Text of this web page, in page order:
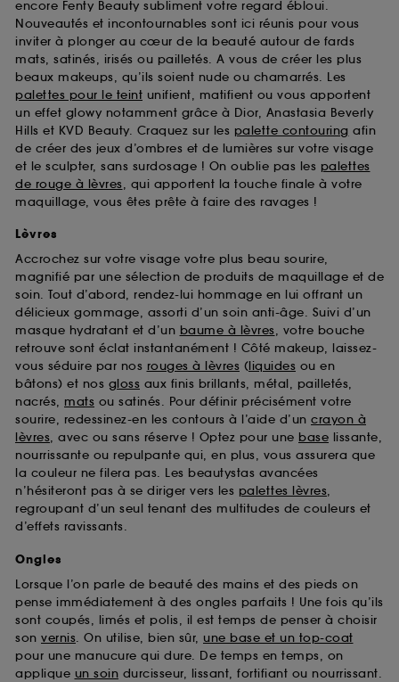
encore Fenty Beauty subliment votre regard ébloui.
Nouveautés et incontournables sont ici réunis pour vous
inviter à plonger au cœur de la beauté autour de fards
mats, satinés, irisés ou pailletés. A vous de créer les plus
beaux makeups, qu’ils soient nude ou chamarrés. Les
palettes pour le teint unifient, matifient ou vous apportent
un effet glowy notamment grâce à Dior, Anastasia Beverly
Hills et KVD Beauty. Craquez sur les palette contouring afin
de créer des jeux d’ombres et de lumières sur votre visage
et le sculpter, sans surdosage ! On oublie pas les palettes
de rouge à lèvres, qui apportent la touche finale à votre
maquillage, vous êtes prête à faire des ravages !
Lèvres
Accrochez sur votre visage votre plus beau sourire,
magnifié par une sélection de produits de maquillage et de
soin. Tout d’abord, rendez-lui hommage en lui offrant un
délicieux gommage, assorti d’un soin anti-âge. Suivi d’un
masque hydratant et d’un baume à lèvres, votre bouche
retrouve sont éclat instantanément ! Côté makeup, laissez-
vous séduire par nos rouges à lèvres (liquides ou en
bâtons) et nos gloss aux finis brillants, métal, pailletés,
nacrés, mats ou satinés. Pour définir précisément votre
sourire, redessinez-en les contours à l’aide d’un crayon à
lèvres, avec ou sans réserve ! Optez pour une base lissante,
nourrissante ou repulpante qui, en plus, vous assurera que
la couleur ne filera pas. Les beautystas avancées
n’hésiteront pas à se diriger vers les palettes lèvres,
regroupant d’un seul tenant des multitudes de couleurs et
d’effets ravissants.
Ongles
Lorsque l’on parle de beauté des mains et des pieds on
pense immédiatement à des ongles parfaits ! Une fois qu’ils
sont coupés, limés et polis, il est temps de penser à choisir
son vernis. On utilise, bien sûr, une base et un top-coat
pour une manucure qui dure. De temps en temps, on
applique un soin durcisseur, lissant, fortifiant ou nourrissant.